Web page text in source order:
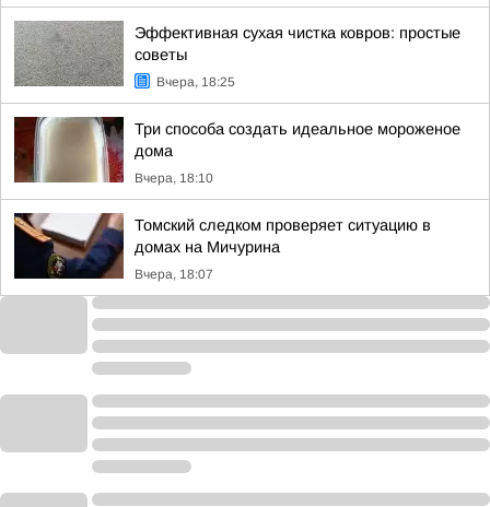
Эффективная сухая чистка ковров: простые
советы
Вчера, 18:25
Три способа создать идеальное мороженое
дома
Вчера, 18:10
Томский следком проверяет ситуацию в
домах на Мичурина
Вчера, 18:07